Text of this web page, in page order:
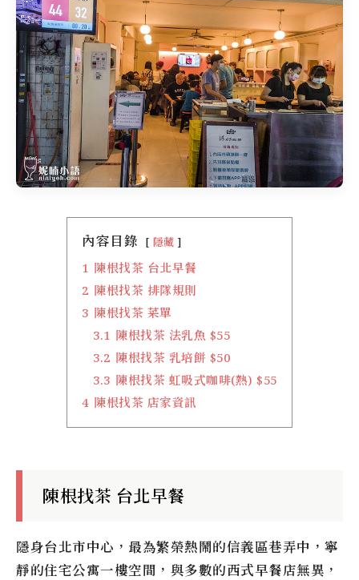
內容目錄 隱藏
1 陳根找茶 台北早餐
2 陳根找茶 排隊規則
3 陳根找茶 菜單
3.1 陳根找茶 法乳魚 $55
3.2 陳根找茶 乳培餅 $50
3.3 陳根找茶 虹吸式咖啡(熱) $55
4 陳根找茶 店家資訊
陳根找茶 台北早餐
隱身台北市中心，最為繁榮熱鬧的信義區巷弄中，寧
靜的住宅公寓一樓空間，與多數的西式早餐店無異，